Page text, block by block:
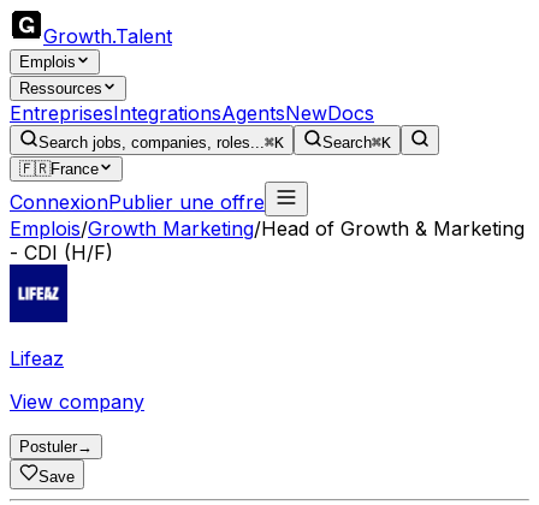
Growth.Talent
Emplois
Ressources
EntreprisesIntegrationsAgentsNewDocs
Search jobs, companies, roles...⌘K Search⌘K
🇫🇷France
ConnexionPublier une offre
Emplois/Growth Marketing/Head of Growth & Marketing
- CDI (H/F)
Lifeaz
View company
Postuler→
Save